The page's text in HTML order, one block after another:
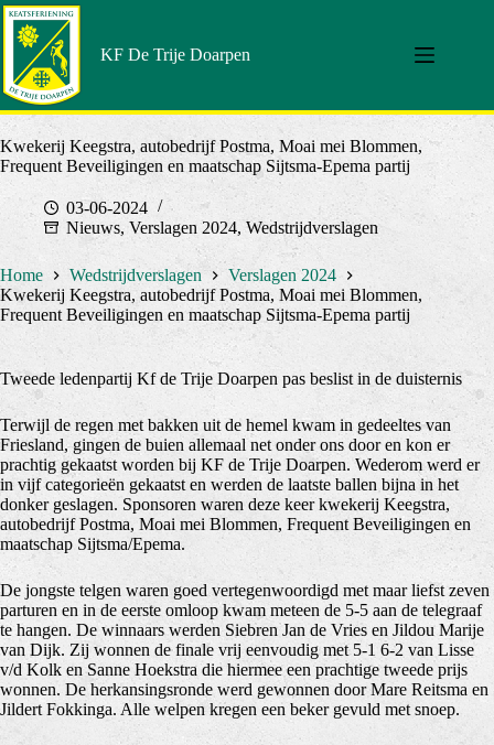
Doorgaan
naar
artikel
KF De Trije Doarpen
Kwekerij Keegstra, autobedrijf Postma, Moai mei Blommen,
Frequent Beveiligingen en maatschap Sijtsma-Epema partij
03-06-2024
Nieuws, Verslagen 2024, Wedstrijdverslagen
Home Wedstrijdverslagen
Verslagen 2024
Kwekerij Keegstra, autobedrijf Postma, Moai mei Blommen,
Frequent Beveiligingen en maatschap Sijtsma-Epema partij
Tweede ledenpartij Kf de Trije Doarpen pas beslist in de duisternis
Terwijl de regen met bakken uit de hemel kwam in gedeeltes van
Friesland, gingen de buien allemaal net onder ons door en kon er
prachtig gekaatst worden bij KF de Trije Doarpen. Wederom werd er
in vijf categorieën gekaatst en werden de laatste ballen bijna in het
donker geslagen. Sponsoren waren deze keer kwekerij Keegstra,
autobedrijf Postma, Moai mei Blommen, Frequent Beveiligingen en
maatschap Sijtsma/Epema.
De jongste telgen waren goed vertegenwoordigd met maar liefst zeven
parturen en in de eerste omloop kwam meteen de 5-5 aan de telegraaf
te hangen. De winnaars werden Siebren Jan de Vries en Jildou Marije
van Dijk. Zij wonnen de finale vrij eenvoudig met 5-1 6-2 van Lisse
v/d Kolk en Sanne Hoekstra die hiermee een prachtige tweede prijs
wonnen. De herkansingsronde werd gewonnen door Mare Reitsma en
Jildert Fokkinga. Alle welpen kregen een beker gevuld met snoep.